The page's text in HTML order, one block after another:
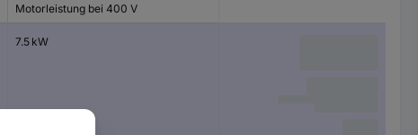
Motorleistung bei 400 V
7.5 kW